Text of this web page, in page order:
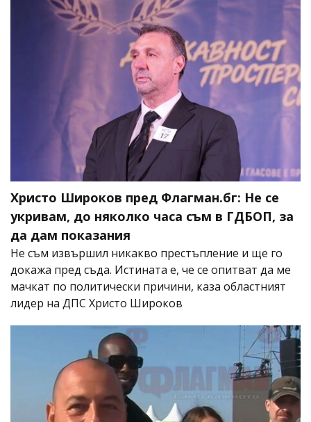
Христо Широков пред Флагман.бг: Не се
укривам, до няколко часа съм в ГДБОП, за
да дам показания
Не съм извършил никакво престъпление и ще го
докажа пред съда. Истината е, че се опитват да ме
мачкат по политически причини, каза областният
лидер на ДПС Христо Широков